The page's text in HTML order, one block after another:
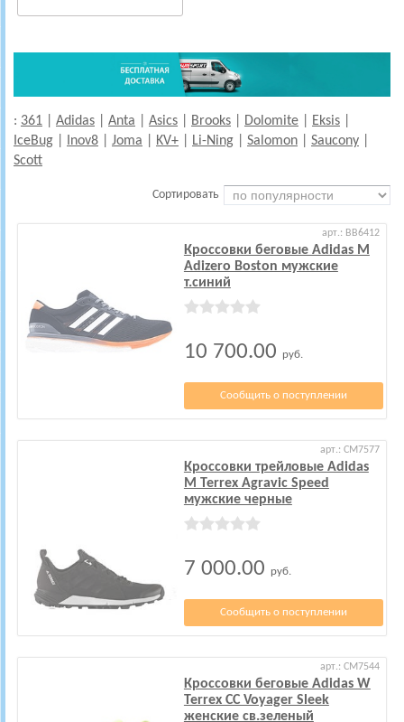
: 361 Adidas Anta Asics Brooks Dolomite Eksis
IceBug
Inov8 Joma KV+ Li-Ning Salomon Saucony
Scott
Сортировать
арт.: BB6412
Кроссовки беговые Adidas M
Adizero Boston мужские
т.синий
10 700.00 руб.
Сообщить о поступлении
арт.: CM7577
Кроссовки трейловые Adidas
M Terrex Agravic Speed
мужские черные
7 000.00 руб.
Сообщить о поступлении
арт.: CM7544
Кроссовки беговые Adidas W
Terrex CC Voyager Sleek
женские св.зеленый